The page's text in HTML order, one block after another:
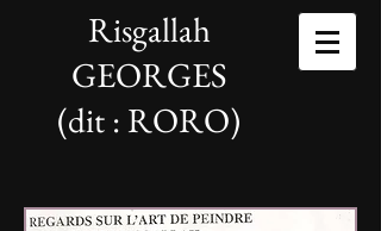
Risgallah
GEORGES
(dit : RORO)